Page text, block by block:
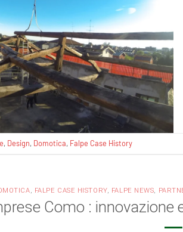
, Design, Domotica, Falpe Case History
, FALPE CASE HISTORY, FALPE NEWS,
Como :